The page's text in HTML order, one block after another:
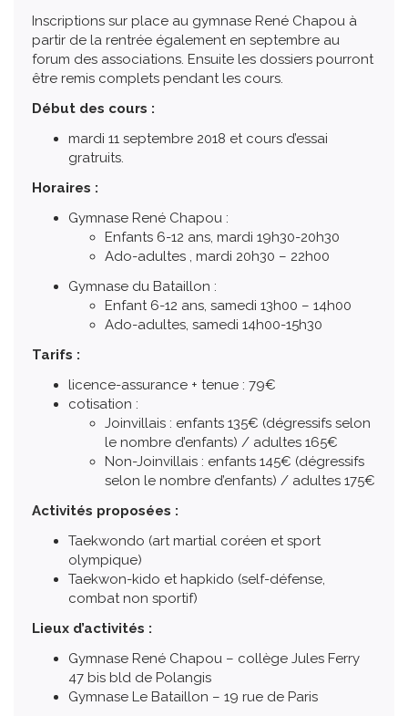
Inscriptions sur place au gymnase René Chapou à
partir de la rentrée également en septembre au
forum des associations. Ensuite les dossiers pourront
être remis complets pendant les cours.
Début des cours :
mardi 11 septembre 2018 et cours d’essai
gratruits.
Horaires :
Gymnase René Chapou :
Enfants 6-12 ans, mardi 19h30-20h30
Ado-adultes , mardi 20h30 – 22h00
Gymnase du Bataillon :
Enfant 6-12 ans, samedi 13h00 – 14h00
Ado-adultes, samedi 14h00-15h30
Tarifs :
licence-assurance + tenue : 79€
cotisation :
Joinvillais : enfants 135€ (dégressifs selon
le nombre d’enfants) / adultes 165€
Non-Joinvillais : enfants 145€ (dégressifs
selon le nombre d’enfants) / adultes 175€
Activités proposées :
Taekwondo (art martial coréen et sport
olympique)
Taekwon-kido et hapkido (self-défense,
combat non sportif)
Lieux d’activités :
Gymnase René Chapou – collège Jules Ferry
47 bis bld de Polangis
Gymnase Le Bataillon – 19 rue de Paris